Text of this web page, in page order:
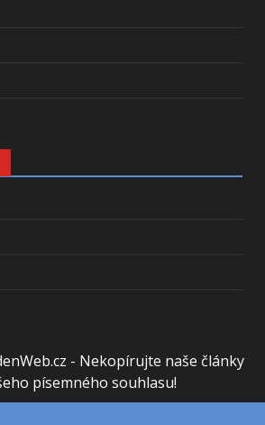
- Nekopírujte naše články
písemného souhlasu!